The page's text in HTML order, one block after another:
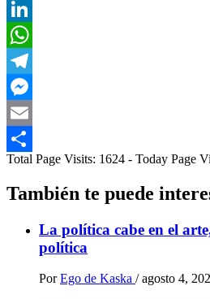
X
LinkedIn
WhatsApp
Telegram
Messenger
Email
Compartir
Total Page Visits: 1624 - Today Page
También te puede
La política cabe en el
política
Por Ego de Kaska / agosto 4,